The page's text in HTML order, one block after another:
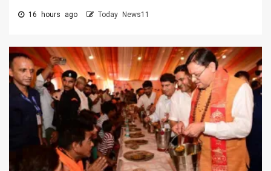
16 hours ago Today News11